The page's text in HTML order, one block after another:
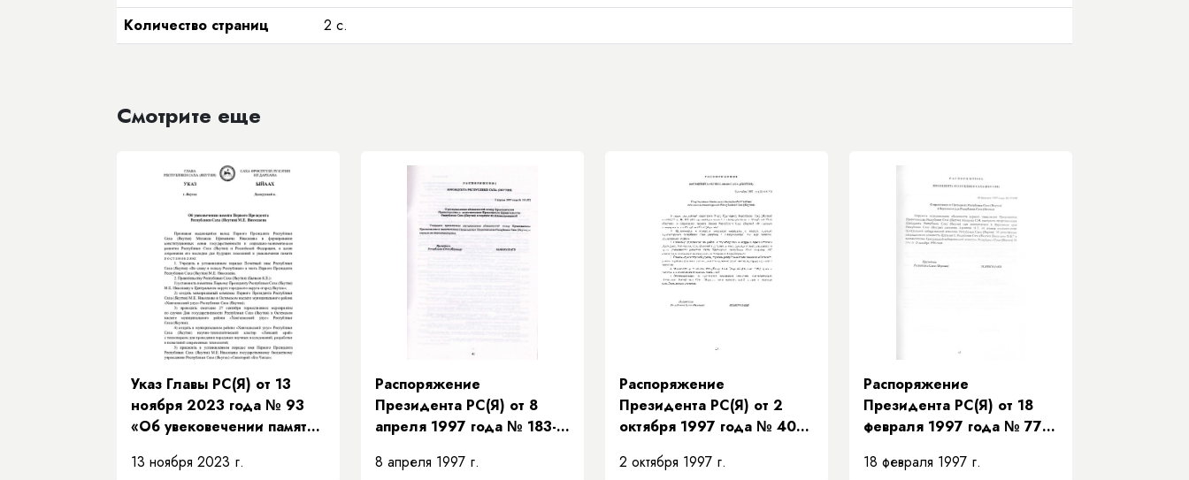
Количество страниц
2 с.
Смотрите еще
Указ Главы РС(Я) от 13
ноября 2023 года № 93
«Об увековечении памяти
Республики Саха (Якутия)
13 ноября 2023 г.
Распоряжение
Президента РС(Я) от 8
апреля 1997 года № 183-
обязанностей между
8 апреля 1997 г.
Распоряжение
Президента РС(Я) от 2
октября 1997 года № 409-
зональных совещаний с
2 октября 1997 г.
Распоряжение
Президента РС(Я) от 18
февраля 1997 года № 77-
Президента Республики
18 февраля 1997 г.